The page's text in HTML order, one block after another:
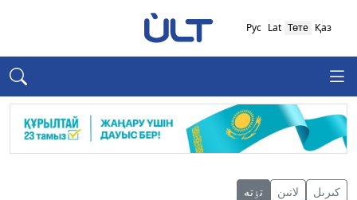
Қаз
Төте
Lat
Рус
كىرىل لاتىن تٶتە